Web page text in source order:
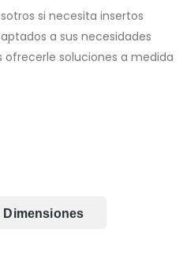
si necesita insertos
a sus necesidades
soluciones a medida
Dimensiones